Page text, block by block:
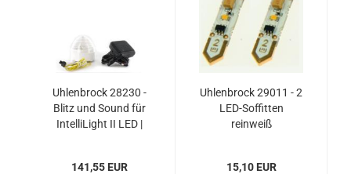
Uhlenbrock 28230 -
Blitz und Sound für
IntelliLight II LED |
141,55 EUR
Uhlenbrock 29011 - 2
LED-Soffitten
reinweiß
15,10 EUR